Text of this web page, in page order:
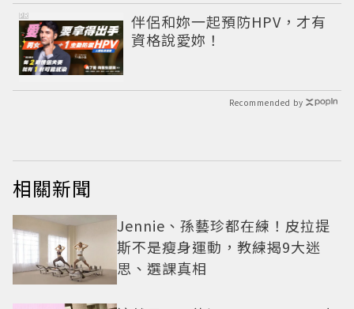
伴侶和妳一起預防HPV，才有
資格說愛妳！
PR
Recommended by
相關新聞
Jennie、孫藝珍都在練！皮拉提
斯不是瘦身運動，教練揭9大迷
思、選課真相